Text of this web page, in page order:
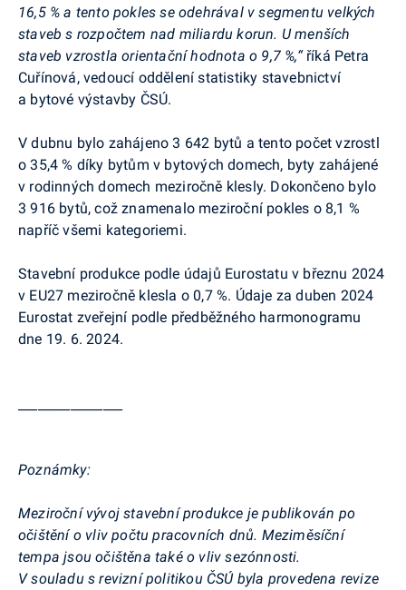
16,5 % a tento pokles se odehrával v segmentu velkých
staveb s rozpočtem nad miliardu korun. U menších
staveb vzrostla orientační hodnota o 9,7 %,“říká Petra
Cuřínová, vedoucí oddělení statistiky stavebnictví
a bytové výstavby ČSÚ.
Vdubnu bylo zahájeno3 642 bytů a tento početvzrostl
o 35,4 % díky bytům v bytových domech, byty zahájené
v rodinných domech meziročně klesly. Dokončeno bylo
3 916 bytů, což znamenalo meziroční pokles o 8,1 %
napříč všemi kategoriemi.
Stavební produkce podle údajů Eurostatu v březnu 2024
v EU27 meziročně klesla o 0,7 %. Údaje za duben 2024
Eurostat zveřejní podle předběžného harmonogramu
dne 19. 6. 2024.
Poznámky:
Meziroční vývoj stavební produkce je publikován po
očištění o vliv počtu pracovních dnů. Meziměsíční
tempa jsou očištěna také o vliv sezónnosti.
V souladu s revizní politikou ČSÚ byla provedena revize